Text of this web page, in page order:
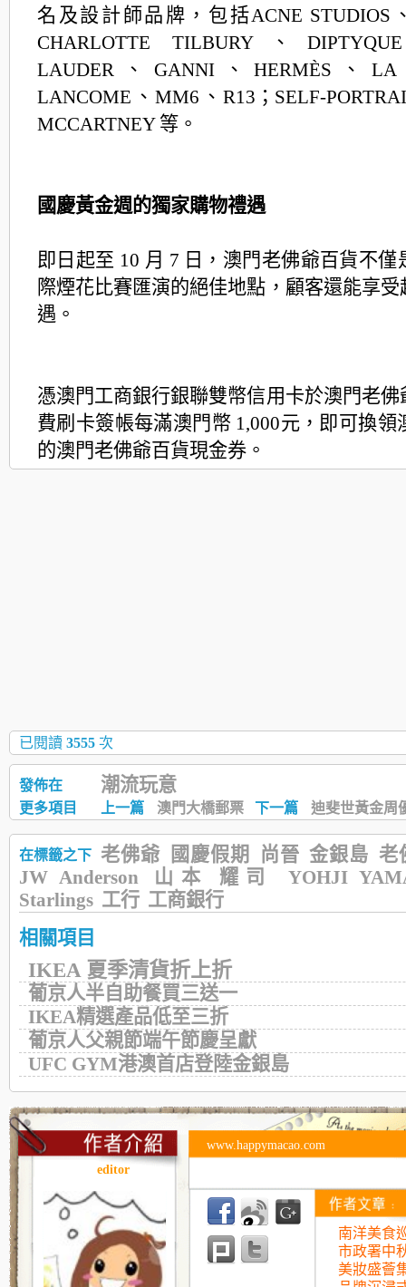
名及設計師品牌，包括ACNE STUDIOS
CHARLOTTE TILBURY、
LAUDER、GANNI、HERMÈS、LA
LANCOME、MM6、R13； SELF-
MCCARTNEY 等。
國慶黃金週的獨家購物禮遇
即日起至 10 月 7 日，澳門老佛爺百貨不僅
際煙花比賽匯演的絕佳地點， 顧客還能享
遇。
憑澳門工商銀行銀聯雙幣信用卡於澳門老佛
費刷卡簽帳每滿澳門幣 1,000元，即可換領
的澳門老佛爺百貨現金券。
已閱讀 3555 次
發佈在 潮流玩意
更多項目 上一篇 澳門大橋郵票 下一篇 迪斐世黃金周
在標籤之下 老佛爺 國慶假期 尚晉 金銀島 老
JW Anderson
山本 耀司
YOHJI
Starlings 工行 工商銀行
相關項目
IKEA 夏季清貨折上折
葡京人半自助餐買三送一
IKEA精選產品低至三折
葡京人父親節端午節慶呈獻
UFC GYM港澳首店登陸金銀島
editor
www.happymacao.com
南洋美食
市政署中
美妝盛薈